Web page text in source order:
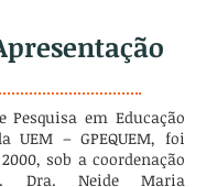
Pesquisa em Educação
UEM – GPEQUEM, foi
sob a coordenação
Dra. Neide Maria